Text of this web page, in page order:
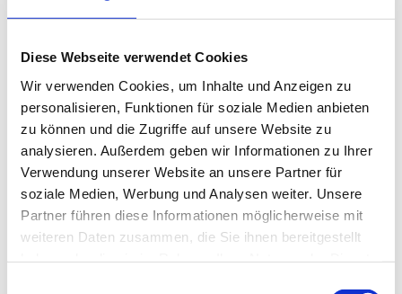
Diese Webseite verwendet Cookies
Wir verwenden Cookies, um Inhalte und Anzeigen zu
personalisieren, Funktionen für soziale Medien anbieten
zu können und die Zugriffe auf unsere Website zu
analysieren. Außerdem geben wir Informationen zu Ihrer
Verwendung unserer Website an unsere Partner für
soziale Medien, Werbung und Analysen weiter. Unsere
Partner führen diese Informationen möglicherweise mit
weiteren Daten zusammen, die Sie ihnen bereitgestellt
jobvalley
1 Woche
Neu! Hamburg
Dozent Informatik Statistik (m/w/d)
in Hamburg
IU Internationale Hochschule GmbH
1 Tag